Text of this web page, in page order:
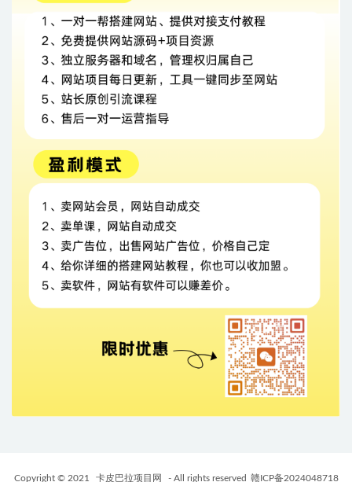
Copyright © 2021 卡皮巴拉项目网 - All rights reserved 赣ICP备2024048718